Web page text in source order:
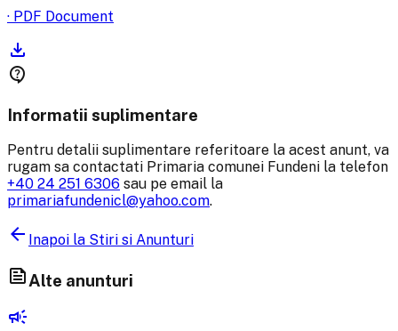
· PDF Document
download
contact_support
Informatii suplimentare
Pentru detalii suplimentare referitoare la acest anunt, va
rugam sa contactati Primaria comunei Fundeni la telefon
+40 24 251 6306 sau pe email la
primariafundenicl@yahoo.com.
arrow_back Inapoi la Stiri si Anunturi
feedAlte anunturi
campaign